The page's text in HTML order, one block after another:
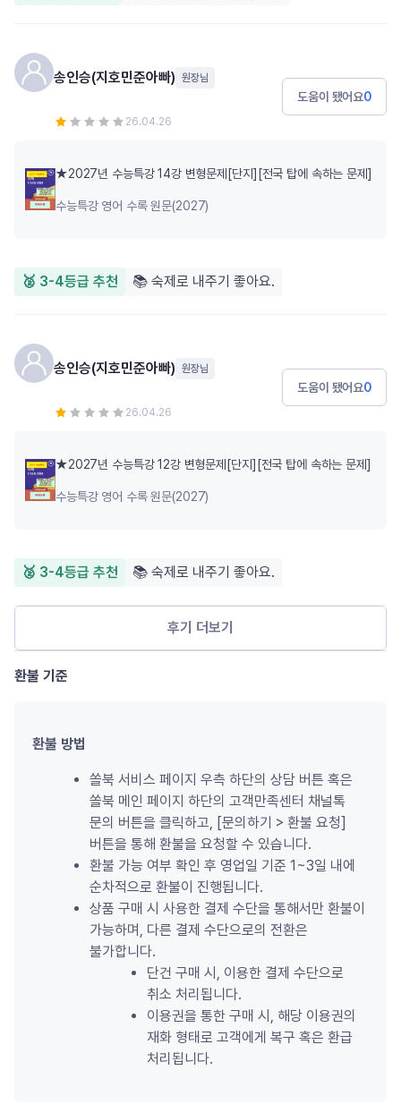
송인승(지호민준아빠) 원장님
26.04.26
도움이 됐어요0
★2027년 수능특강 14강 변형문제[단지][전국 탑에 속하는 문제]
수능특강 영어 수록 원문(2027)
🥈 3-4등급 추천 📚 숙제로 내주기 좋아요.
송인승(지호민준아빠) 원장님
26.04.26
도움이 됐어요0
★2027년 수능특강 12강 변형문제[단지][전국 탑에 속하는 문제]
수능특강 영어 수록 원문(2027)
🥈 3-4등급 추천 📚 숙제로 내주기 좋아요.
후기 더보기
환불 기준
환불 방법
쏠북 서비스 페이지 우측 하단의 상담 버튼 혹은
쏠북 메인 페이지 하단의 고객만족센터 채널톡
문의 버튼을 클릭하고, [문의하기 > 환불 요청]
버튼을 통해 환불을 요청할 수 있습니다.
환불 가능 여부 확인 후 영업일 기준 1~3일 내에
순차적으로 환불이 진행됩니다.
상품 구매 시 사용한 결제 수단을 통해서만 환불이
가능하며, 다른 결제 수단으로의 전환은
불가합니다.
단건 구매 시, 이용한 결제 수단으로
취소 처리됩니다.
이용권을 통한 구매 시, 해당 이용권의
재화 형태로 고객에게 복구 혹은 환급
처리됩니다.